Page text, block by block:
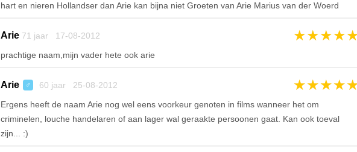
hart en nieren Hollandser dan Arie kan bijna niet Groeten van Arie Marius van der Woerd
Arie71 jaar 17-08-2012 ★★★★
prachtige naam,mijn vader hete ook arie
Arie ♂ 60 jaar 25-08-2012 ★★★★
Ergens heeft de naam Arie nog wel eens voorkeur genoten in films wanneer het om
criminelen, louche handelaren of aan lager wal geraakte persoonen gaat. Kan ook toeval
zijn... :)